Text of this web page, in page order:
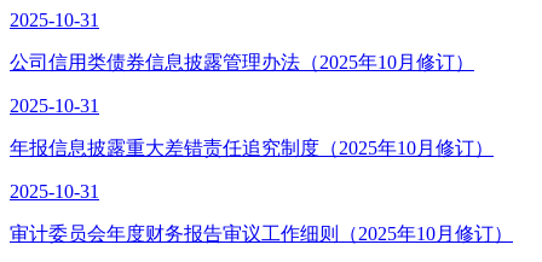
2025-10-31
公司信用类债券信息披露管理办法（2025年10月修订）
2025-10-31
年报信息披露重大差错责任追究制度（2025年10月修订）
2025-10-31
审计委员会年度财务报告审议工作细则（2025年10月修订）